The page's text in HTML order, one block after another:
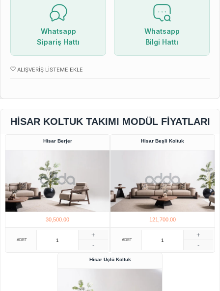
Whatsapp
Sipariş Hattı
Whatsapp
Bilgi Hattı
ALIŞVERIŞ LISTEME EKLE
HISAR KOLTUK TAKIMI MODÜL FIYATLARI
Hisar Berjer
30,500.00
ADET
+
-
Hisar Beşli Koltuk
121,700.00
ADET
+
-
Hisar Üçlü Koltuk